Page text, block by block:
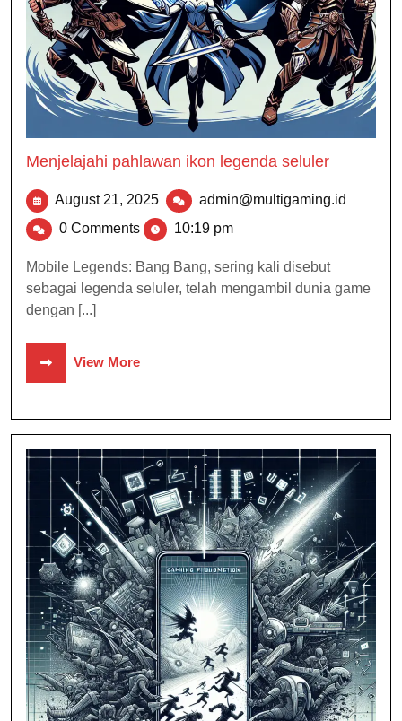
Menjelajahi pahlawan ikon legenda seluler
August 21, 2025
admin@multigaming.id
0 Comments
10:19 pm
Mobile Legends: Bang Bang, sering kali disebut
sebagai legenda seluler, telah mengambil dunia game
dengan [...]
View More